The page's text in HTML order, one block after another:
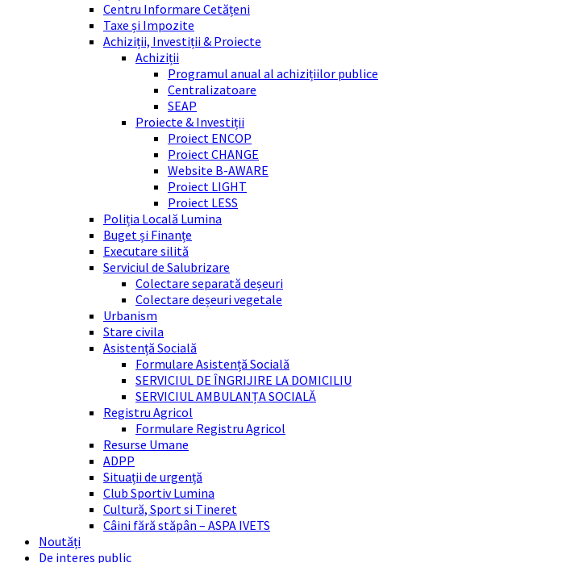
Centru Informare Cetățeni
Taxe și Impozite
Achiziții, Investiții & Proiecte
Achiziții
Programul anual al achizițiilor publice
Centralizatoare
SEAP
Proiecte & Investiții
Proiect ENCOP
Proiect CHANGE
Website B-AWARE
Proiect LIGHT
Proiect LESS
Poliția Locală Lumina
Buget și Finanțe
Executare silită
Serviciul de Salubrizare
Colectare separată deșeuri
Colectare deșeuri vegetale
Urbanism
Stare civila
Asistență Socială
Formulare Asistență Socială
SERVICIUL DE ÎNGRIJIRE LA DOMICILIU
SERVICIUL AMBULANȚA SOCIALĂ
Registru Agricol
Formulare Registru Agricol
Resurse Umane
ADPP
Situații de urgență
Club Sportiv Lumina
Cultură, Sport si Tineret
Câini fără stăpân – ASPA IVETS
Noutăți
De interes public